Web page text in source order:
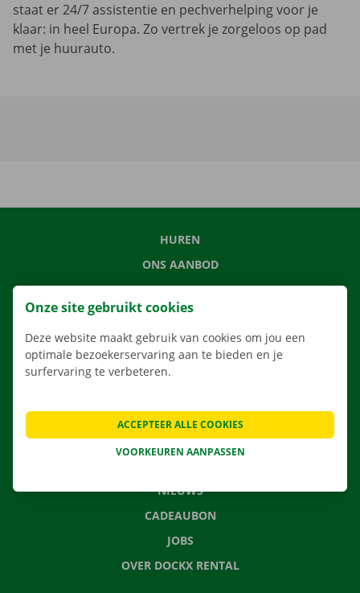
staat er 24/7 assistentie en pechverhelping voor je
klaar: in heel Europa. Zo vertrek je zorgeloos op pad
met je huurauto.
HUREN
ONS AANBOD
ONZE DIENSTEN
LOCATIES
APP
VERHUISOPLOSSINGEN
CONTACTEER ONS
NIEUWS
CADEAUBON
JOBS
OVER DOCKX RENTAL
Onze site gebruikt cookies
Deze website maakt gebruik van cookies om jou een
optimale bezoekerservaring aan te bieden en je
surfervaring te verbeteren.
VOORKEUREN AANPASSEN
ACCEPTEER ALLE COOKIES